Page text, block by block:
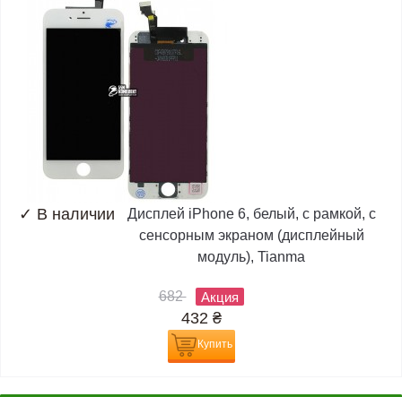
✓ В наличии
Дисплей iPhone 6, белый, с рамкой, с
сенсорным экраном (дисплейный
модуль), Tianma
682 Акция
432 ₴
Купить